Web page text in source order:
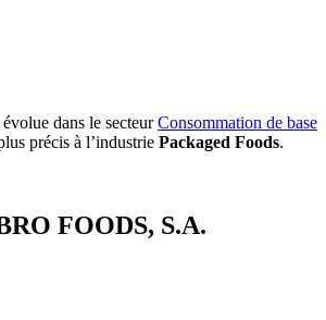
dans le secteurConsommation de base
précis à l’industrie Packaged Foods.
FOODS, S.A.